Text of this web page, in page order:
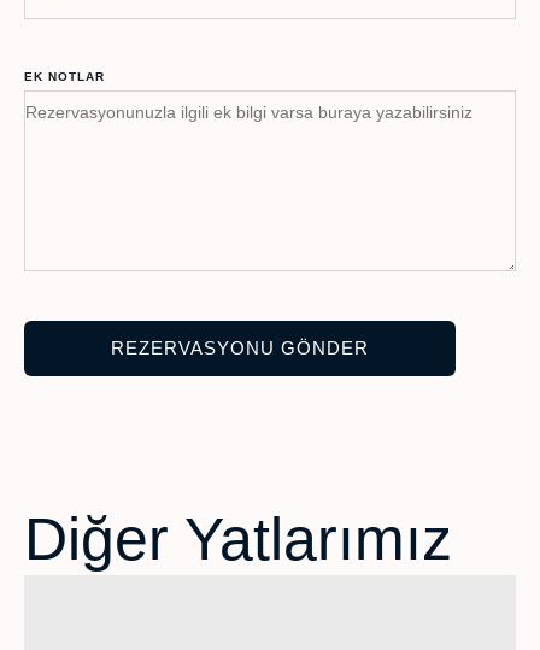
EK NOTLAR
Diğer Yatlarımız